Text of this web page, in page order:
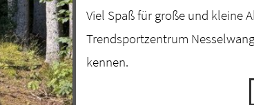
Viel Spaß für große und kleine
Trendsportzentrum
kennen.